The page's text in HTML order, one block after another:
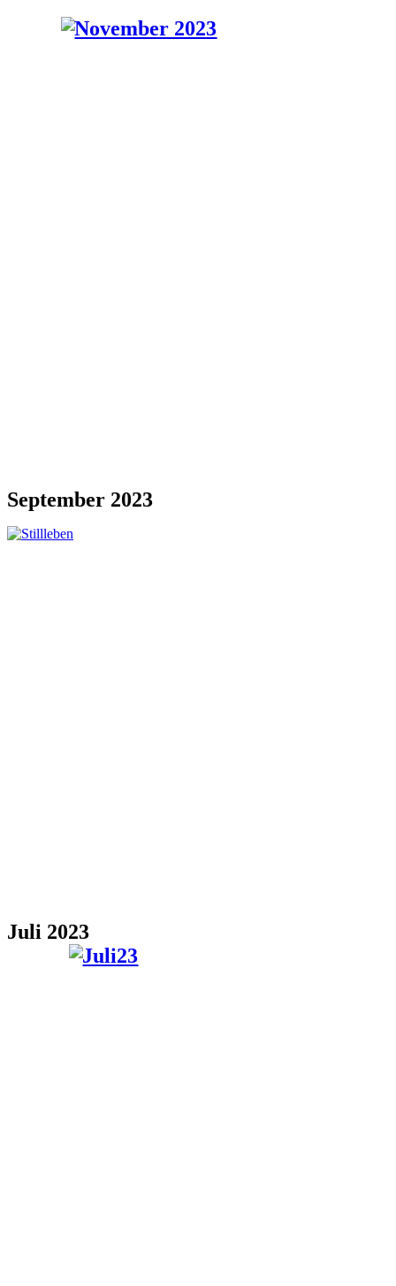
September 2023
Juli 2023